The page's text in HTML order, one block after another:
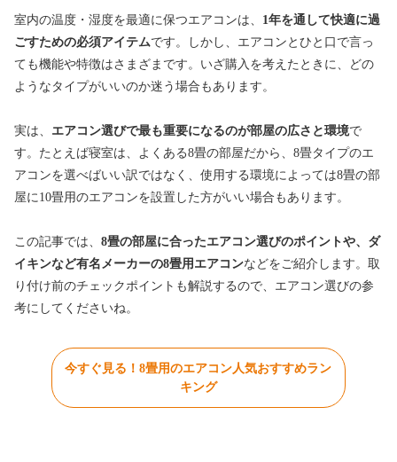
室内の温度・湿度を最適に保つエアコンは、 1年を通して快適に過
ごすための必須アイテムです。しかし、エアコンとひと口で言っ
ても機能や特徴はさまざまです。いざ購入を考えたときに、どの
ようなタイプがいいのか迷う場合もあります。
実は、 エアコン選びで最も重要になるのが部屋の広さと環境で
す。たとえば寝室は、よくある8畳の部屋だから、8畳タイプのエ
アコンを選べばいい訳ではなく、使用する環境によっては8畳の部
屋に10畳用のエアコンを設置した方がいい場合もあります。
この記事では、 8畳の部屋に合ったエアコン選びのポイントや、ダ
イキンなど有名メーカーの8畳用エアコンなどをご紹介します。取
り付け前のチェックポイントも解説するので、エアコン選びの参
考にしてくださいね。
今すぐ見る！8畳用のエアコン人気おすすめラン
キング